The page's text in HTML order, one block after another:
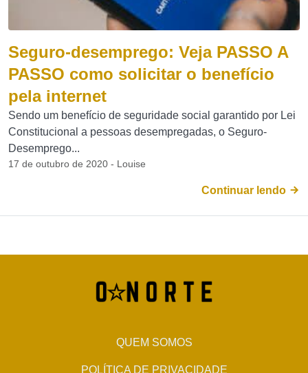
Seguro-desemprego: Veja PASSO A
PASSO como solicitar o benefício
pela internet
Sendo um benefício de seguridade social garantido por Lei
Constitucional a pessoas desempregadas, o Seguro-
Desemprego...
17 de outubro de 2020 - Louise
Continuar lendo
QUEM SOMOS
POLÍTICA DE PRIVACIDADE